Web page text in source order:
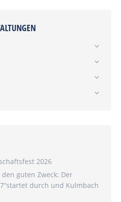
2026
guten Zweck: Der
durch und Kulmbach